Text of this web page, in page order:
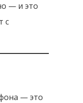
— и это
с
— это